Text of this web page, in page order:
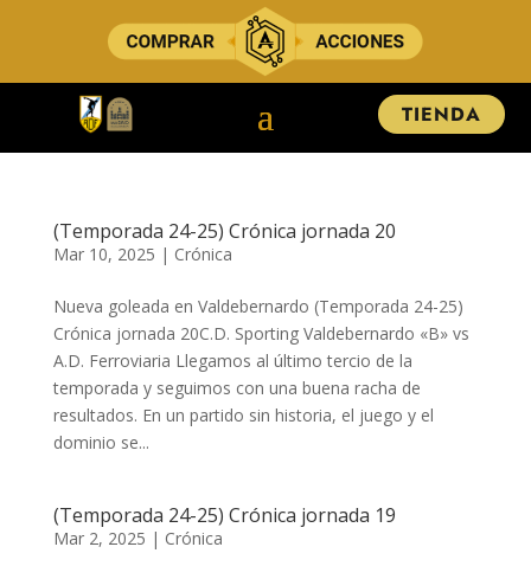
TIENDA
(Temporada 24-25) Crónica jornada 20
Mar 10, 2025 | Crónica
Nueva goleada en Valdebernardo (Temporada 24-25)
Crónica jornada 20C.D. Sporting Valdebernardo «B» vs
A.D. Ferroviaria ​​​​​Llegamos al último tercio de la
temporada y seguimos con una buena racha de
resultados. En un partido sin historia, el juego y el
dominio se...
(Temporada 24-25) Crónica jornada 19
Mar 2, 2025 | Crónica